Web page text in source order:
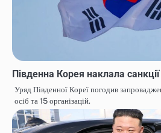
Південна Корея наклала
Уряд Південної Кореї погодив
осіб та 15 організацій.